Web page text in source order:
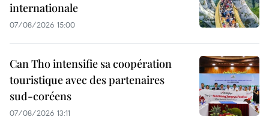
internationale
07/08/2026 15:00
Can Tho intensifie sa coopération
touristique avec des partenaires
sud-coréens
07/08/2026 13:11